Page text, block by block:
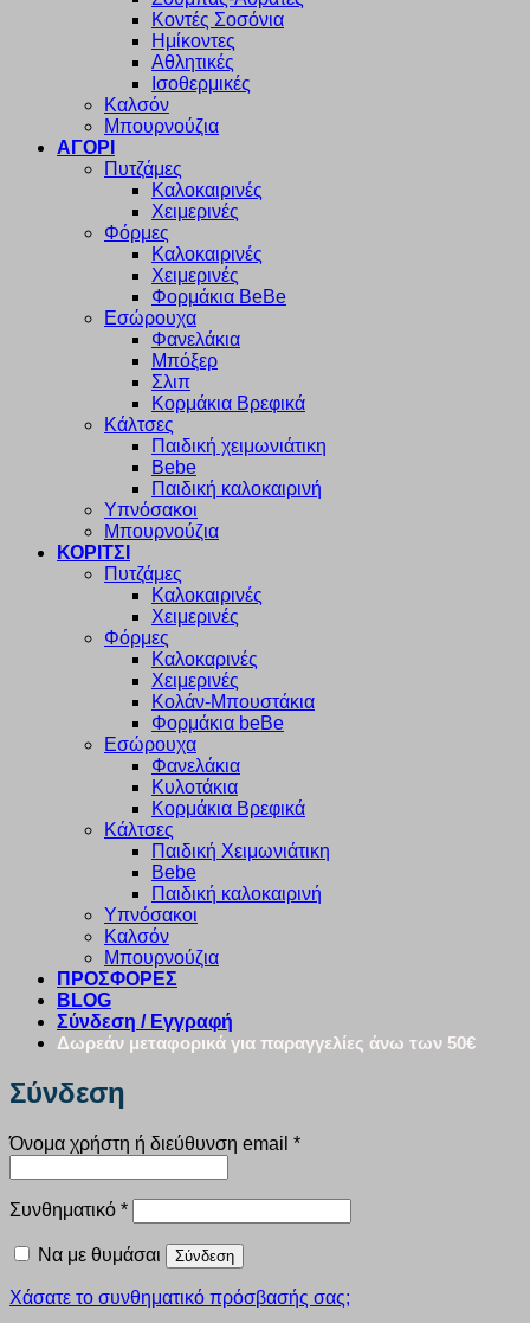
Κοντές Σοσόνια
Ημίκοντες
Αθλητικές
Ισοθερμικές
Καλσόν
Μπουρνούζια
ΑΓΟΡΙ
Πυτζάμες
Καλοκαιρινές
Χειμερινές
Φόρμες
Καλοκαιρινές
Χειμερινές
Φορμάκια BeBe
Εσώρουχα
Φανελάκια
Μπόξερ
Σλιπ
Κορμάκια Βρεφικά
Κάλτσες
Παιδική χειμωνιάτικη
Bebe
Παιδική καλοκαιρινή
Υπνόσακοι
Μπουρνούζια
ΚΟΡΙΤΣΙ
Πυτζάμες
Καλοκαιρινές
Χειμερινές
Φόρμες
Καλοκαρινές
Χειμερινές
Κολάν-Μπουστάκια
Φορμάκια beBe
Εσώρουχα
Φανελάκια
Κυλοτάκια
Κορμάκια Βρεφικά
Κάλτσες
Παιδική Χειμωνιάτικη
Bebe
Παιδική καλοκαιρινή
Υπνόσακοι
Καλσόν
Μπουρνούζια
ΠΡΟΣΦΟΡΕΣ
BLOG
Σύνδεση / Εγγραφή
Δωρεάν μεταφορικά για παραγγελίες άνω των 50€
Σύνδεση
Όνομα χρήστη ή διεύθυνση email *Απαιτείται
Συνθηματικό *Απαιτείται
Να με θυμάσαι Σύνδεση
Χάσατε το συνθηματικό πρόσβασής σας;